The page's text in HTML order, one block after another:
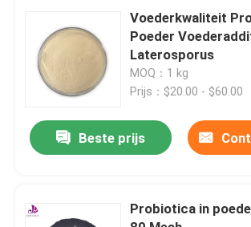
Voederkwaliteit
Poeder
Laterosporus
MOQ：1 kg
Prijs：$20.00 - $60.00
Beste prijs
Probiotica in